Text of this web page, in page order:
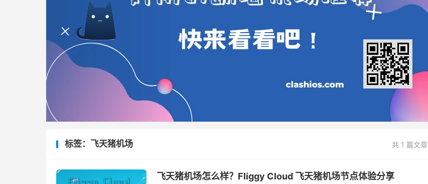
共 1 篇文章
标签：飞天猪机场
飞天猪机场怎么样？Fliggy Cloud 飞天猪机场节点体验分享